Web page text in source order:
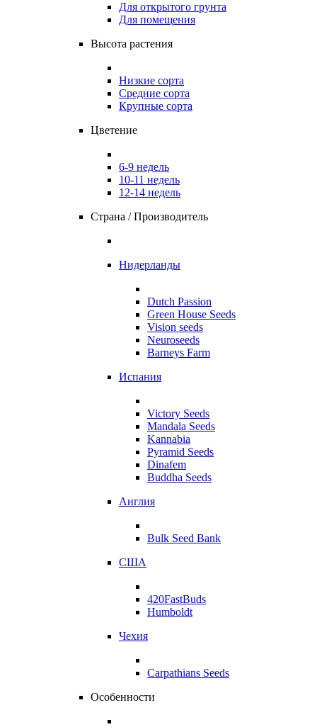
Для открытого грунта
Для помещения
Высота растения
Низкие сорта
Средние сорта
Крупные сорта
Цветение
6-9 недель
10-11 недель
12-14 недель
Страна / Производитель
Нидерланды
Dutch Passion
Green House Seeds
Vision seeds
Neuroseeds
Barneys Farm
Испания
Victory Seeds
Mandala Seeds
Kannabia
Pyramid Seeds
Dinafem
Buddha Seeds
Англия
Bulk Seed Bank
США
420FastBuds
Humboldt
Чехия
Carpathians Seeds
Особенности